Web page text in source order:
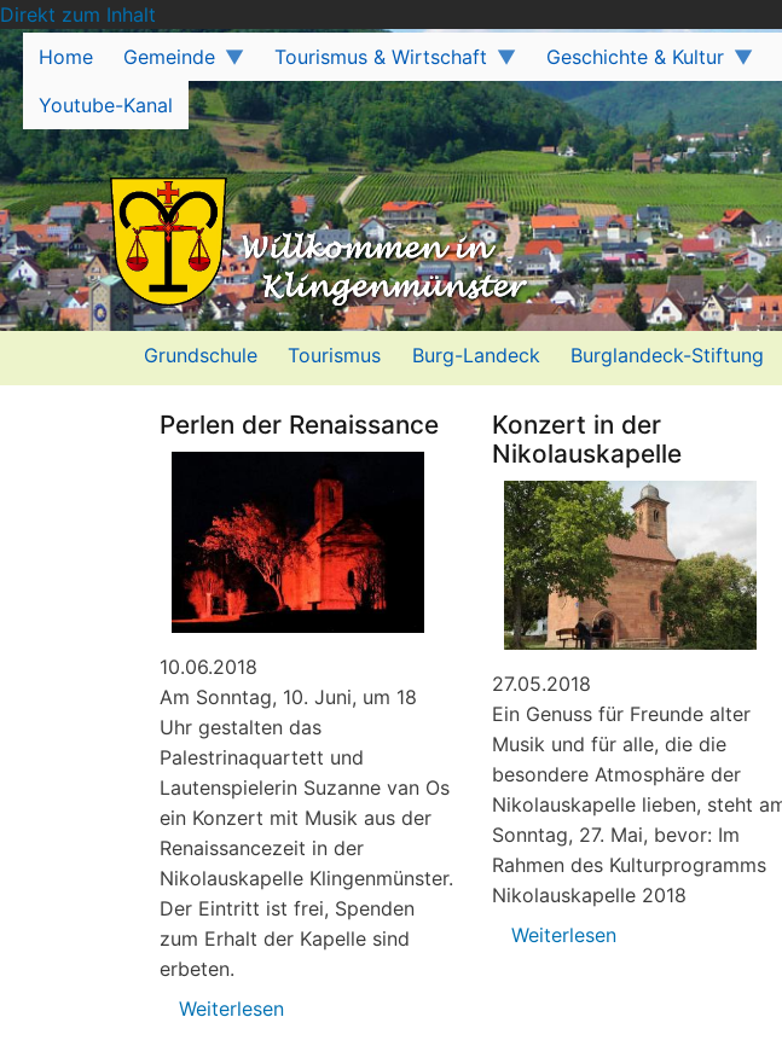
Direkt zum Inhalt
Home
Gemeinde Tourismus & Wirtschaft Geschichte & Kultur
Youtube-Kanal
Grundschule Tourismus Burg-Landeck Burglandeck-Stiftung
Perlen der Renaissance
10.06.2018
Am Sonntag, 10. Juni, um 18
Uhr gestalten das
Palestrinaquartett und
Lautenspielerin Suzanne van Os
ein Konzert mit Musik aus der
Renaissancezeit in der
Nikolauskapelle Klingenmünster.
Der Eintritt ist frei, Spenden
zum Erhalt der Kapelle sind
erbeten.
Weiterlesen
Konzert in der
Nikolauskapelle
27.05.2018
Ein Genuss für Freunde alter
Musik und für alle, die die
besondere Atmosphäre der
Nikolauskapelle lieben, steht
Sonntag, 27. Mai, bevor: Im
Rahmen des Kulturprogramms
Nikolauskapelle 2018
Weiterlesenüber